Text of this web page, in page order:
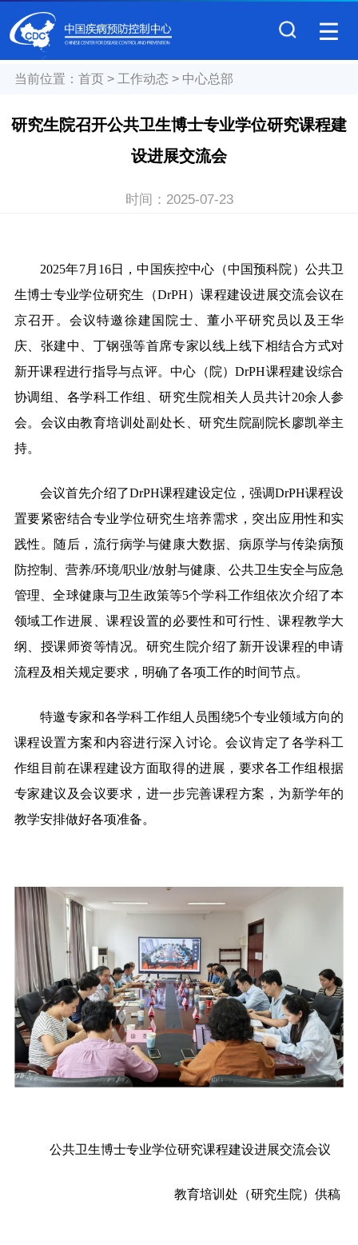
当前位置： 首页> 工作动态 > 中心总部
研究生院召开公共卫生博士专业学位研究课程建
设进展交流会
时间： 2025-07-23
2025年7月16日，中国疾控中心（中国预科院）公共卫
生博士专业学位研究生（DrPH）课程建设进展交流会议在
京召开。会议特邀徐建国院士、董小平研究员以及王华
庆、张建中、丁钢强等首席专家以线上线下相结合方式对
新开课程进行指导与点评。中心（院）DrPH课程建设综合
协调组、各学科工作组、研究生院相关人员共计20余人参
会。会议由教育培训处副处长、研究生院副院长廖凯举主
持。
会议首先介绍了DrPH课程建设定位，强调DrPH课程设
置要紧密结合专业学位研究生培养需求，突出应用性和实
践性。随后，流行病学与健康大数据、病原学与传染病预
防控制、营养/环境/职业/放射与健康、公共卫生安全与应急
管理、全球健康与卫生政策等5个学科工作组依次介绍了本
领域工作进展、课程设置的必要性和可行性、课程教学大
纲、授课师资等情况。研究生院介绍了新开设课程的申请
流程及相关规定要求，明确了各项工作的时间节点。
特邀专家和各学科工作组人员围绕5个专业领域方向的
课程设置方案和内容进行深入讨论。会议肯定了各学科工
作组目前在课程建设方面取得的进展，要求各工作组根据
专家建议及会议要求，进一步完善课程方案，为新学年的
教学安排做好各项准备。
公共卫生博士专业学位研究课程建设进展交流会议
教育培训处（研究生院）供稿